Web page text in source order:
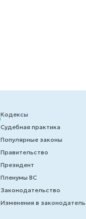
Кодексы
Судебная практика
Популярные законы
Правительство
Президент
Пленумы ВС
Законодательство
Изменения в